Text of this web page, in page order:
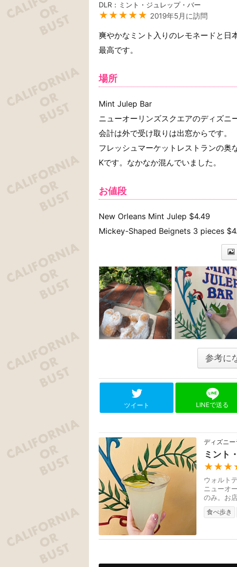
DLR：ミント・ジュレップ・バー
★★★★★ 2019年5月に訪問
爽やかなミント入りのレモネードと日
最高です。
場所
Mint Julep Bar
ニューオーリンズスクエアのディズニ
会計は外で受け取りは出窓からです。
フレッシュマーケットレストランの奥
Kです。なかなか混んでいました。
お値段
New Orleans Mint Julep $4.49
Mickey-Shaped Beignets 3 pieces
参考に
ツイート LINEで送る
ディズニー
ミント
ウォルト
ニューオ
のみ。お
テラス席
食べ歩き